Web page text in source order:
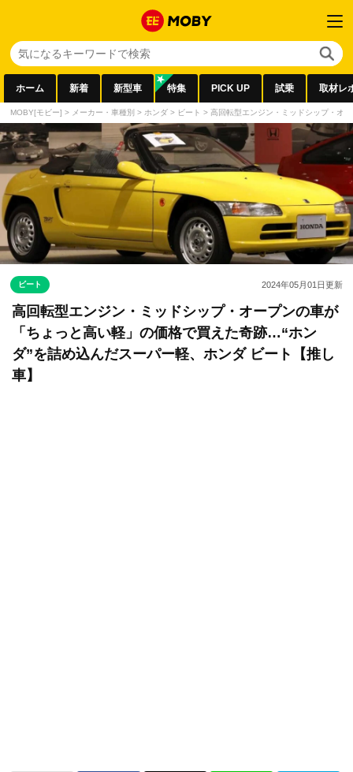
ホーム 新着 新型車 特集 PICK UP 試乗 取材レ
MOBY[モビー] > メーカー・車種別 > ホンダ > ビート > 高回転型エンジン・ミッドシップ・オ
ビート 2024年05月01日更新
高回転型エンジン・ミッドシップ・オープンの車が
「ちょっと高い軽」の価格で買えた奇跡…“ホン
ダ”を詰め込んだスーパー軽、ホンダ ビート【推し
車】